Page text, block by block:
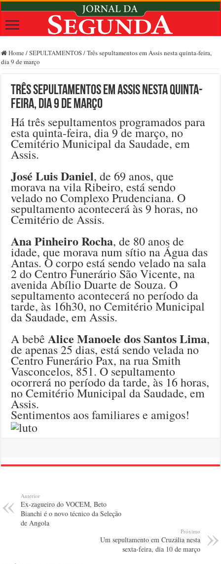
Home /SEPULTAMENTOS/Três sepultamentos em Assis nesta quinta-feira,
dia 9 de março
Três sepultamentos em Assis nesta quinta-
feira, dia 9 de março
Há três sepultamentos programados para
esta quinta-feira, dia 9 de março, no
Cemitério Municipal da Saudade, em
Assis.
José Luis Daniel, de 69 anos, que
morava na vila Ribeiro, está sendo
velado no Complexo Prudenciana. O
sepultamento acontecerá às 9 horas, no
Cemitério de Assis.
Ana Pinheiro Rocha, de 80 anos de
idade, que morava num sítio na Água das
Antas. O corpo está sendo velado na sala
2 do Centro Funerário São Vicente, na
avenida Abílio Duarte de Souza. O
sepultamento acontecerá no período da
tarde, às 16h30, no Cemitério Municipal
da Saudade, em Assis.
A bebêAlice Manoele dos Santos Lima,
de apenas 25 dias, está sendo velada no
Centro Funerário Pax, na rua Smith
Vasconcelos, 851. O sepultamento
ocorrerá no período da tarde, às 16 horas,
no Cemitério Municipal da Saudade, em
Assis.
Sentimentos aos familiares e amigos!
Anterior
Ex-zagueiro do VOCEM, Beto
Bianchi é o novo técnico da Seleção
de Angola
Próximo
Um sepultamento em Cruzália nesta
sexta-feira, dia 10 de março